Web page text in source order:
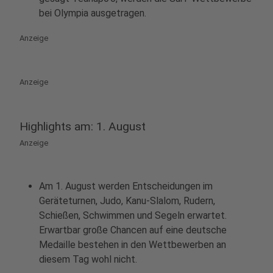
bei Olympia ausgetragen.
Anzeige
Anzeige
Highlights am: 1. August
Anzeige
Am 1. August werden Entscheidungen im
Geräteturnen, Judo, Kanu-Slalom, Rudern,
Schießen, Schwimmen und Segeln erwartet.
Erwartbar große Chancen auf eine deutsche
Medaille bestehen in den Wettbewerben an
diesem Tag wohl nicht.